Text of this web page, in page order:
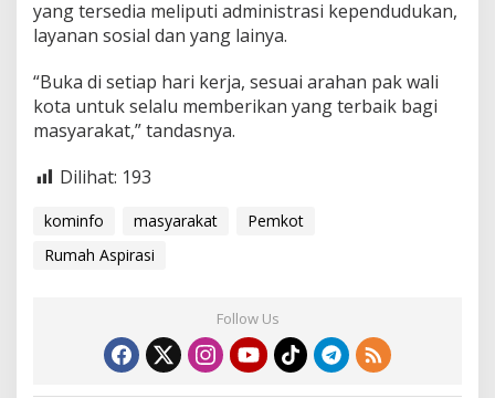
a
n
yang tersedia meliputi administrasi kependudukan,
layanan sosial dan yang lainya.
“Buka di setiap hari kerja, sesuai arahan pak wali
kota untuk selalu memberikan yang terbaik bagi
masyarakat,” tandasnya.
Dilihat: 193
kominfo masyarakat
Pemkot
Rumah Aspirasi
Follow Us